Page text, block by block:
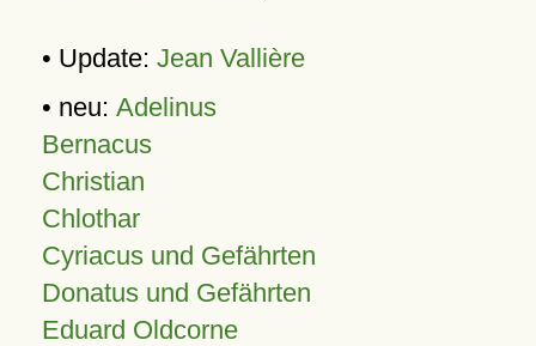
• Update: Jean Vallière
• neu: Adelinus
Bernacus
Christian
Chlothar
Cyriacus und Gefährten
Donatus und Gefährten
Eduard Oldcorne